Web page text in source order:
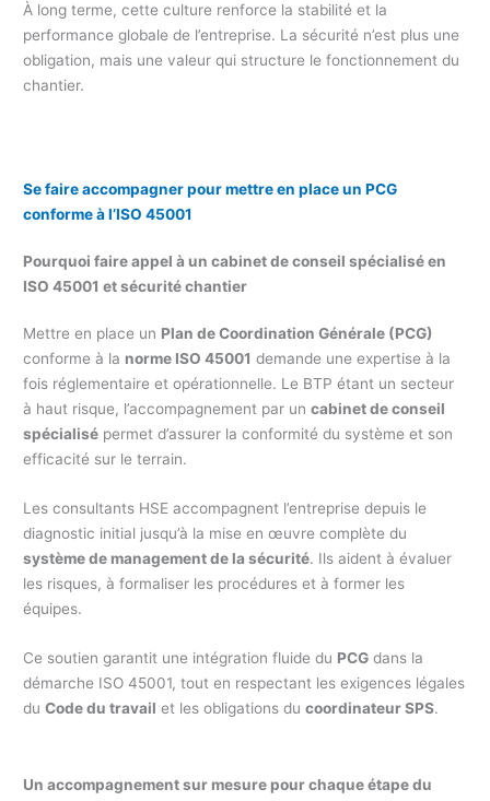
À long terme, cette culture renforce la stabilité et la
performance globale de l’entreprise. La sécurité n’est plus une
obligation, mais une valeur qui structure le fonctionnement du
chantier.
Se faire accompagner pour mettre en place un PCG
conforme à l’ISO 45001
Pourquoi faire appel à un cabinet de conseil spécialisé en
ISO 45001 et sécurité chantier
Mettre en place un Plan de Coordination Générale (PCG)
conforme à la norme ISO 45001 demande une expertise à la
fois réglementaire et opérationnelle. Le BTP étant un secteur
à haut risque, l’accompagnement par uncabinet de conseil
spécialisé permet d’assurer la conformité du système et son
efficacité sur le terrain.
Les consultants HSE accompagnent l’entreprise depuis le
diagnostic initial jusqu’à la mise en œuvre complète du
système de management de la sécurité. Ils aident à évaluer
les risques, à formaliser les procédures et à former les
équipes.
Ce soutien garantit une intégration fluide du PCG dans la
démarche ISO 45001, tout en respectant les exigences légales
duCode du travail et les obligations ducoordinateur SPS.
Un accompagnement sur mesure pour chaque étape du